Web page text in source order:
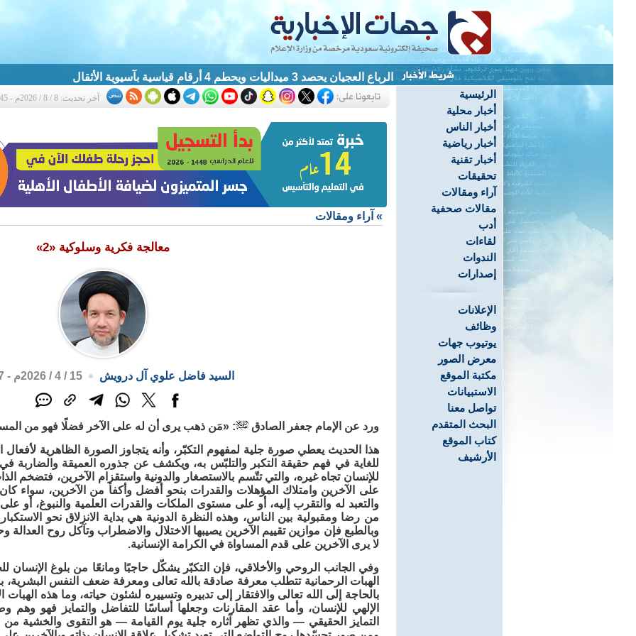
الرباع العجيان يحصد 3 ميداليات ويحطم 4 أرقام قياسية بآسيوية الأثقال
الرئيسية
أخبار محلية
أخبار الناس
أخبار رياضية
أخبار تقنية
تحقيقات
آراء ومقالات
مقالات صحفية
أدب
لقاءات
الندوات
إصدارات
الإعلانات
وظائف
يوتيوب جهات
معرض الصور
مكتبة الموقع
الاستبيانات
تواصل معنا
البحث المتقدم
كتاب الموقع
الأرشيف
آخر تحديث: 8 / 8 / 2026م - 1:45 ص
» آراء ومقالات
معالجة فكرية وسلوكية «2»
السيد فاضل علوي آل درويش 15 / 4 / 2026م - 1:17 م
ورد عن الإمام جعفر الصادق
: «مَن ذهب يرى أن له على الآخر فضلًا فهو من
هذا الحديث يعطي صورة جلية لمفهوم التكبّر، وأنه يتجاوز الصورة الظاهرية لأفعال
للغاية في فهم حقيقة التكبر والتلبّس به، ويكشف عن جذوره العميقة والضاربة
للإنسان تجاه غيره، والتي تتّسم بالاستصغار والدونية واستقزام الآخرين، فتضخم
على الآخرين وامتلاك المؤهلات والقدرات بنحو أفضل وأكفأ من الآخرين، سواء
والتعبد له والتقرب إليه، أو على مستوى الملكات والقدرات العلمية والنبوغ، أو
من رضا ومقبولية بين الناس، وهذه النظرة الدونية هي بداية الانزلاق نحو
وبالطبع فإن موازين تقييم الآخرين يصيبها الاختلال والاضطراب وتآكل روح
لا يرى الآخرين على قدم المساواة في الكرامة الإنسانية.
وفي الجانب الروحي والأخلاقي، فإن التكبّر يشكّل حاجبًا ومانعًا من بلوغ الإنسان
الهبات الرحمانية تتطلب معرفة صادقة بالله تعالى ومعرفة ضعف النفس البشرية،
بالحاجة إلى الله تعالى والافتقار إلى تدبيره وتسييره لشئون حياته، وما هذه الهبات
الإلهي للإنسان، وأما عقد المقارنات وجعلها أساسًا للتفاضل والتمايز فهو
التمايز الحقيقي — والذي تظهر آثاره جلية يوم القيامة — هو التقوى والخشية